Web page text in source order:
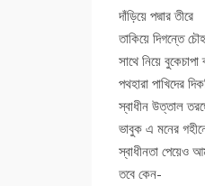
দাঁড়িয়ে পদ্মার তীরে
তাকিয়ে দিগন্তে
সাথে নিয়ে বুকেচাপা
পথহারা পাখিদের
স্বাধীন উত্তাল
ভাবুক এ মনের
স্বাধীনতা পেয়েও
তবে কেন-